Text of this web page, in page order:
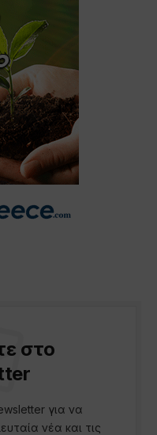
στο
για να
νέα και τις